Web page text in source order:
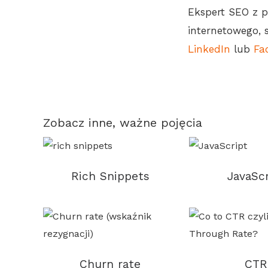
Ekspert SEO z
internetowego,
LinkedIn lub
Zobacz inne, ważne pojęcia
Rich Snippets
Churn rate CTR